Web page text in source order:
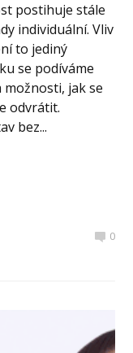
postihuje stále
individuální. Vliv
to jediný
se podíváme
možnosti, jak se
odvrátit.
bez...
0